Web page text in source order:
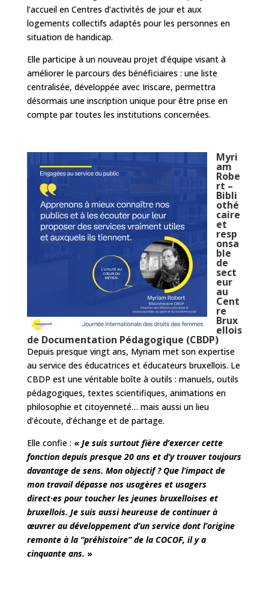
l’accueil en Centres d’activités de jour et aux
logements collectifs adaptés pour les personnes en
situation de handicap.
Elle participe à un nouveau projet d’équipe visant à
améliorer le parcours des bénéficiaires : une liste
centralisée, développée avec Iriscare, permettra
désormais une inscription unique pour être prise en
compte par toutes les institutions concernées.
Myri
am
Robe
rt –
Bibli
othé
caire
et
resp
onsa
ble
de
sect
eur
au
Cent
re
Brux
ellois
de Documentation Pédagogique (CBDP)
Depuis presque vingt ans, Myriam met son expertise
au service des éducatrices et éducateurs bruxellois. Le
CBDP est une véritable boîte à outils : manuels, outils
pédagogiques, textes scientifiques, animations en
philosophie et citoyenneté… mais aussi un lieu
d’écoute, d’échange et de partage.
Elle confie : « Je suis surtout fière d’exercer cette
fonction depuis presque 20 ans et d’y trouver toujours
davantage de sens. Mon objectif ? Que l’impact de
mon travail dépasse nos usagères et usagers
direct·es pour toucher les jeunes bruxelloises et
bruxellois. Je suis aussi heureuse de continuer à
œuvrer au développement d’un service dont l’origine
remonte à la “préhistoire” de la COCOF, il y a
cinquante ans. »